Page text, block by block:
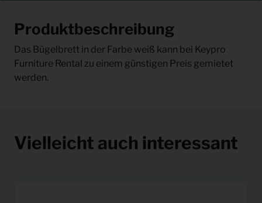
Produktbeschreibung
Das Bügelbrett in der Farbe weiß kann bei Keypro
Furniture Rental zu einem günstigen Preis gemietet
werden.
Vielleicht auch interessant